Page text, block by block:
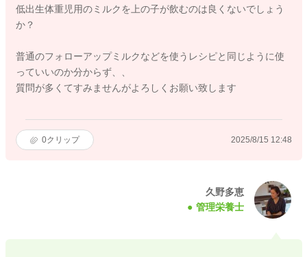
低出生体重児用のミルクを上の子が飲むのは良くないでしょう
か？
普通のフォローアップミルクなどを使うレシピと同じように使
っていいのか分からず、、
質問が多くてすみませんがよろしくお願い致します
0クリップ 2025/8/15 12:48
久野多恵
管理栄養士